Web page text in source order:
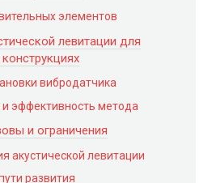
элементов
левитации для
вибродатчика
и эффективность метода
и ограничения
акустической левитации
развития